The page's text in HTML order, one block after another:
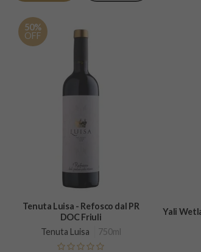
50%
OFF
Tenuta Luisa - Refosco dal PR
DOC Friuli
Tenuta Luisa
750ml
Yali